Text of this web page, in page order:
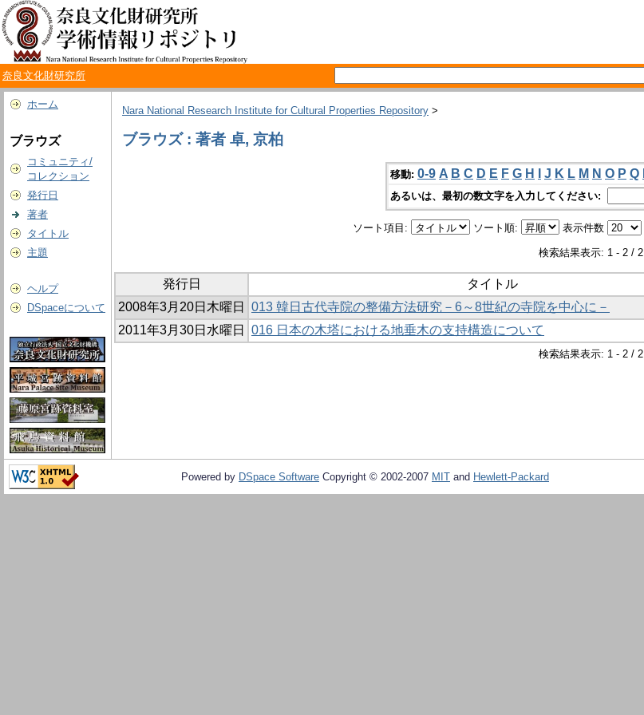
奈良文化財研究所
ホーム
ブラウズ
コミュニティ/
コレクション
発行日
著者
タイトル
主題
ヘルプ
DSpaceについて
Nara National Research Institute for Cultural Properties Repository >
ブラウズ : 著者 卓, 京柏
移動: 0-9 A B C D E F G H J K L M N O P Q
あるいは、最初の数文字を入力してください:
ソート項目: ソート順: 表示件数
検索結果表示: 1 - 2 / 2
発行日 タイトル
2008年3月20日木曜日
013 韓日古代寺院の整備方法研究－6～8世紀の寺院を中心に－
2011年3月30日水曜日
016 日本の木塔における地垂木の支持構造について
検索結果表示: 1 - 2 / 2
Powered by DSpace Software Copyright © 2002-2007 MIT and Hewlett-Packard